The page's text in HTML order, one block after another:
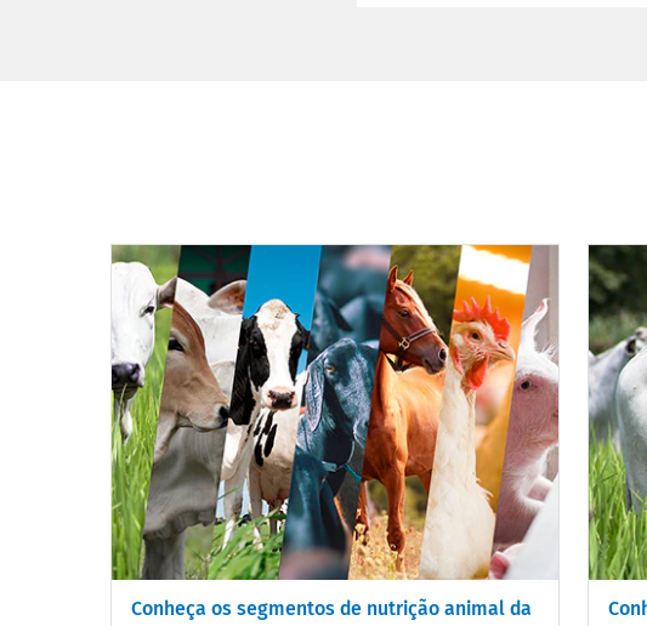
Conheça os segmentos de nutrição animal da